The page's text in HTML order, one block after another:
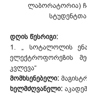
ლაბორატორია)
დღის წესრიგი:
1. „ სოტალოლის
ელექტროფორეზის
კვლევა“
მომხსენებელი:
ხელმძღვანელი: